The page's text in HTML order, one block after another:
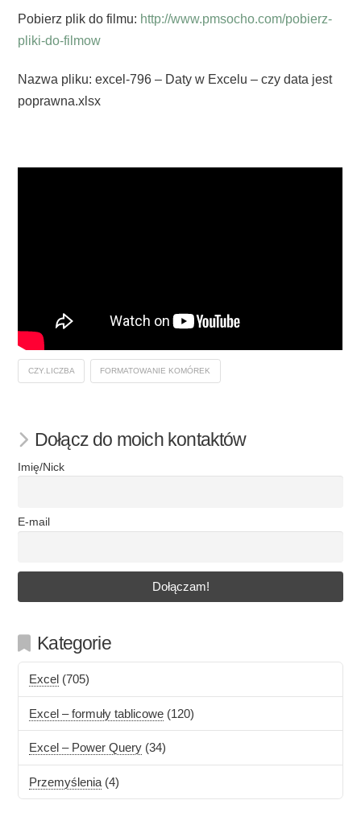
Pobierz plik do filmu: http://www.pmsocho.com/pobierz-
pliki-do-filmow
Nazwa pliku: excel-796 – Daty w Excelu – czy data jest
poprawna.xlsx
CZY.LICZBA FORMATOWANIE KOMÓREK
Dołącz do moich kontaktów
Imię/Nick
E-mail
Kategorie
Excel (705)
Excel – formuły tablicowe (120)
Excel – Power Query (34)
Przemyślenia (4)